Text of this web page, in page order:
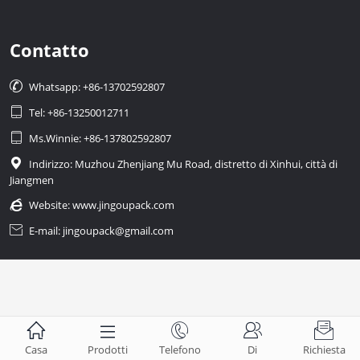
Contatto
 Whatsapp: +86-13702592807
 Tel: +86-13250012711
 Ms.Winnie: +86-137802592807

Indirizzo: Muzhou Zhenjiang Mu Road, distretto di Xinhui, città di
Jiangmen
 Website:www.jingoupack.com
 E-mail: jingoupack@gmail.com

Casa

Prodotti

Telefono

Di

Richiesta